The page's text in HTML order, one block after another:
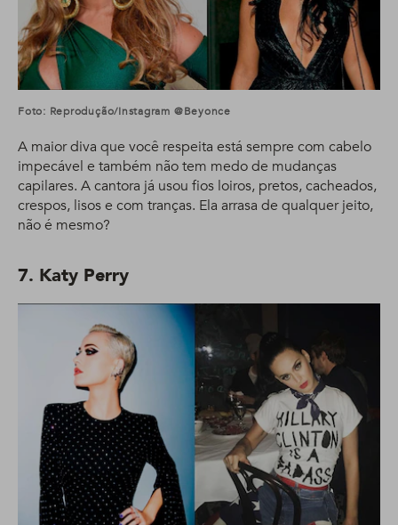
Foto: Reprodução/Instagram @beyonce
A maior diva que você respeita está sempre com cabelo
impecável e também não tem medo de mudanças
capilares. A cantora já usou fios loiros, pretos, cacheados,
crespos, lisos e com tranças. Ela arrasa de qualquer jeito,
não é mesmo?
7. Katy Perry